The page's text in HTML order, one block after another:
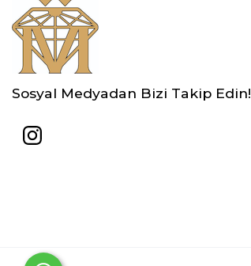
Sosyal Medyadan Bizi Takip Edin!